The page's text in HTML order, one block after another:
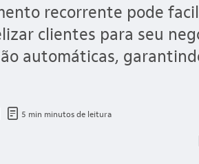
recorrente pode
clientes para seu
automáticas,
documento_outline 5 min minutos de leitura